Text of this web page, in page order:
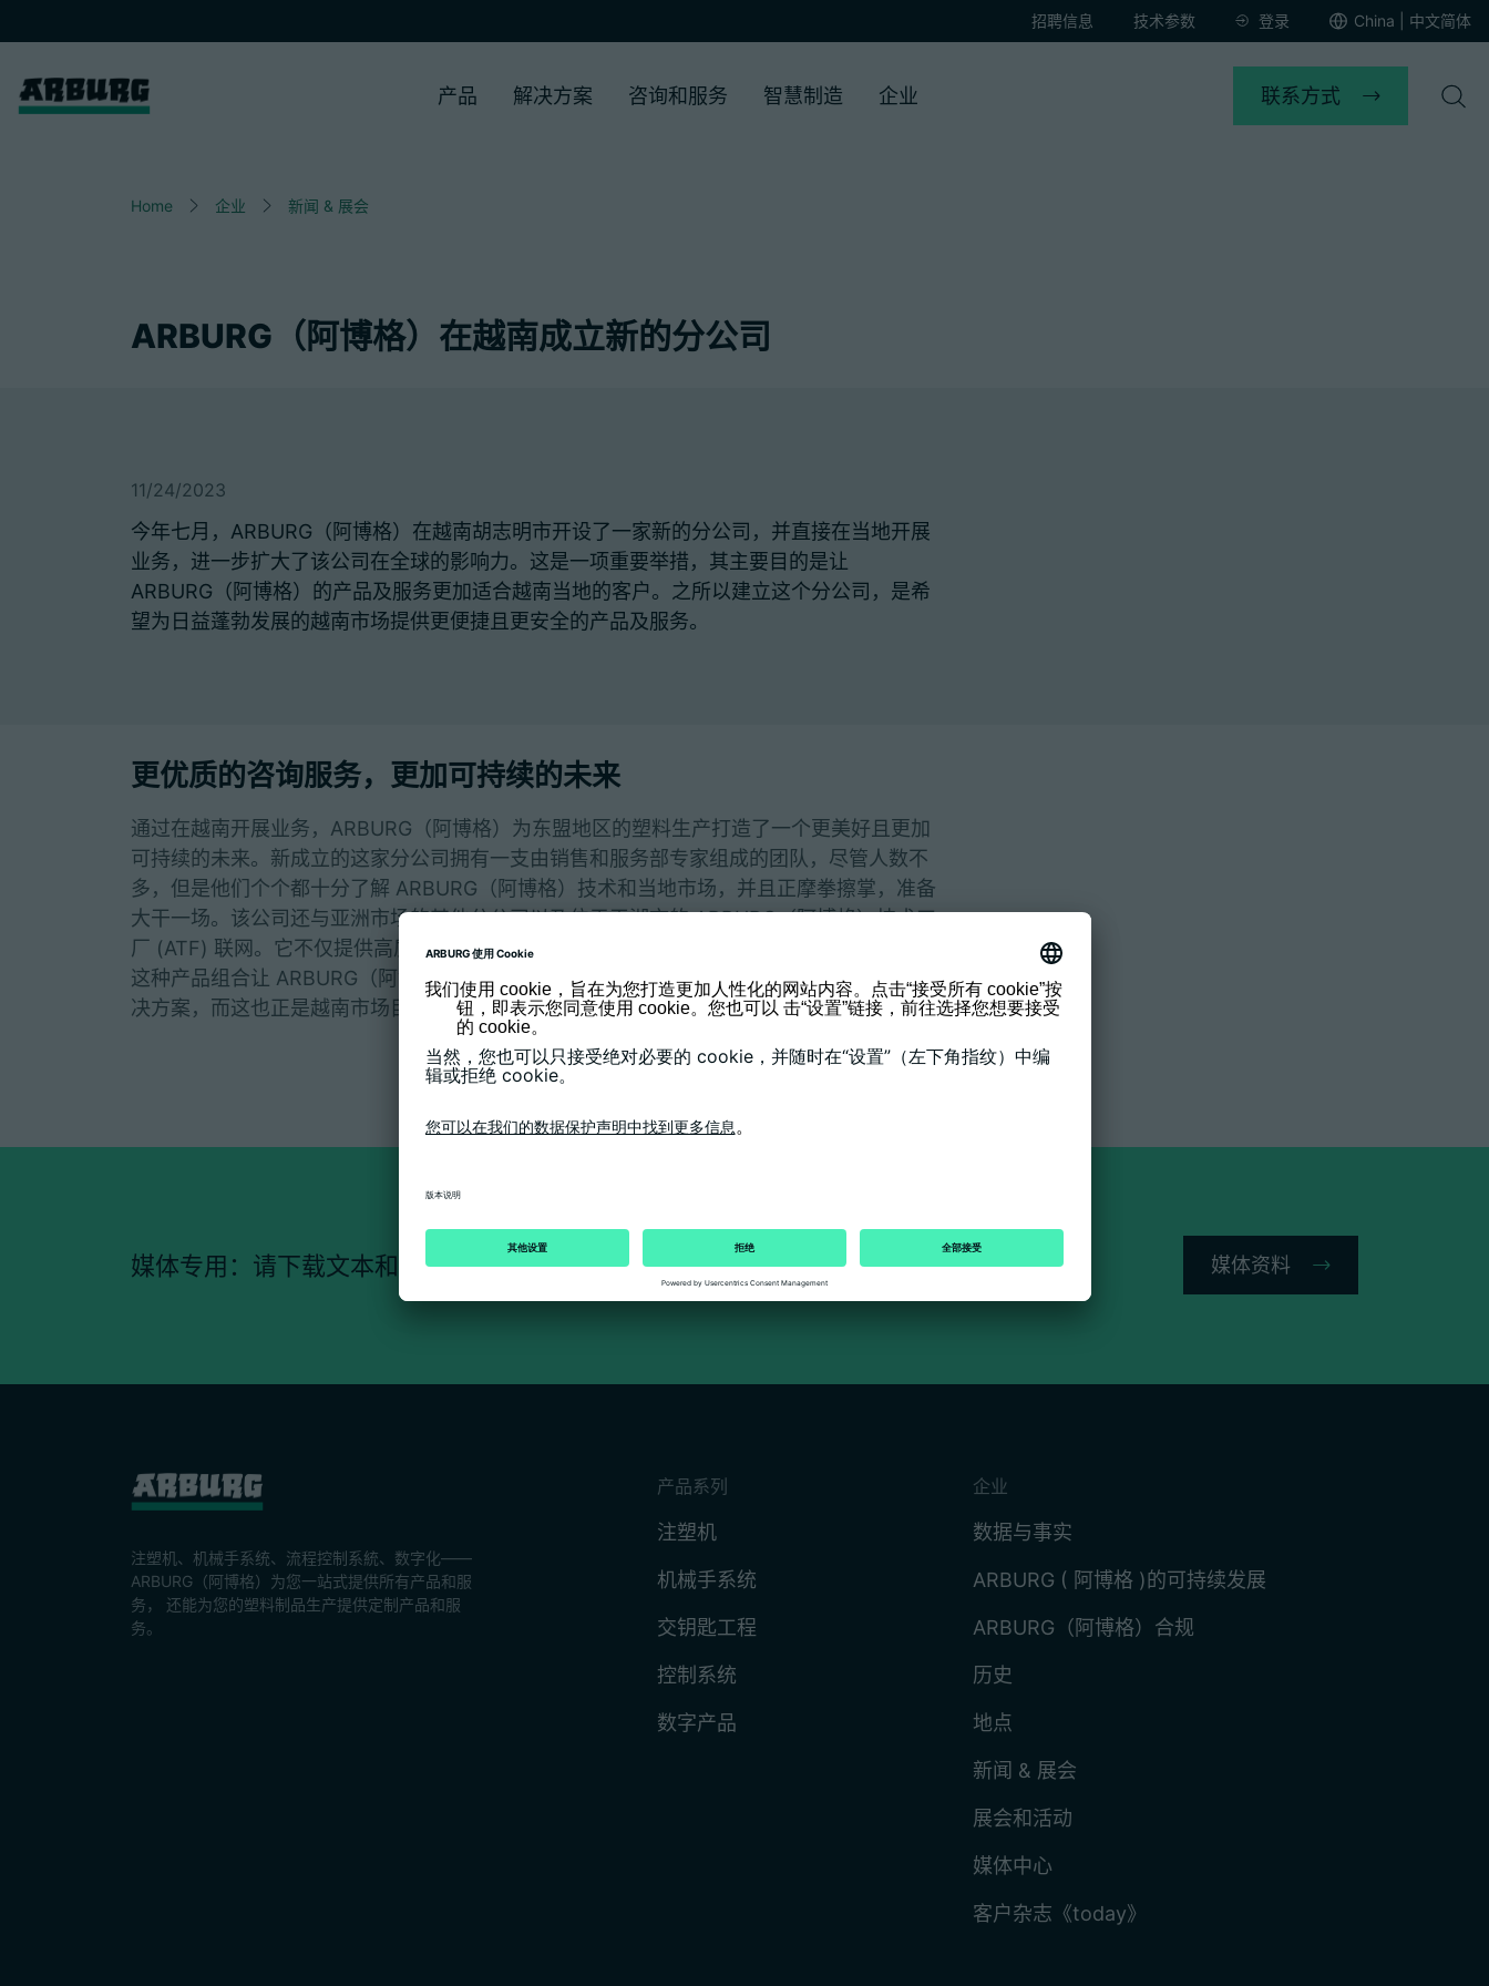
招聘信息 技术参数 登录 China | 中文简体
产品 解决方案 咨询和服务 智慧制造 企业 联系方式
Home 企业 新闻 & 展会
ARBURG（阿博格）在越南成立新的分公司
11/24/2023
今年七月，ARBURG（阿博格）在越南胡志明市开设了一家新的分公司，并直接在当地开展
业务，进一步扩大了该公司在全球的影响力。这是一项重要举措，其主要目的是让
ARBURG（阿博格）的产品及服务更加适合越南当地的客户。之所以建立这个分公司，是希
望为日益蓬勃发展的越南市场提供更便捷且更安全的产品及服务。
更优质的咨询服务，更加可持续的未来
通过在越南开展业务，ARBURG（阿博格）为东盟地区的塑料生产打造了一个更美好且更加
可持续的未来。新成立的这家分公司拥有一支由销售和服务部专家组成的团队，尽管人数不
多，但是他们个个都十分了解 ARBURG（阿博格）技术和当地市场，并且正摩拳擦掌，准备
大干一场。该公司还与亚洲市场的其他分公司以及位于平湖市的 ARBURG（阿博格）技术工
厂 (ATF) 联网。它不仅提供高质量的服务和先进的塑料技术，还会交流业内最佳实践案例。
这种产品组合让 ARBURG（阿博格）成为值得信赖的合作伙伴，并提供实用的个性化加工解
决方案，而这也正是越南市场目前的需求。
媒体专用：请下载文本和图片 媒体资料
注塑机、机械手系统、流程控制系統、数字化——
ARBURG（阿博格）为您一站式提供所有产品和服
务， 还能为您的塑料制品生产提供定制产品和服
务。
产品系列
注塑机
机械手系统
交钥匙工程
控制系统
数字产品
企业
数据与事实
ARBURG ( 阿博格 )的可持续发展
ARBURG（阿博格）合规
历史
地点
新闻 & 展会
展会和活动
媒体中心
客户杂志《today》